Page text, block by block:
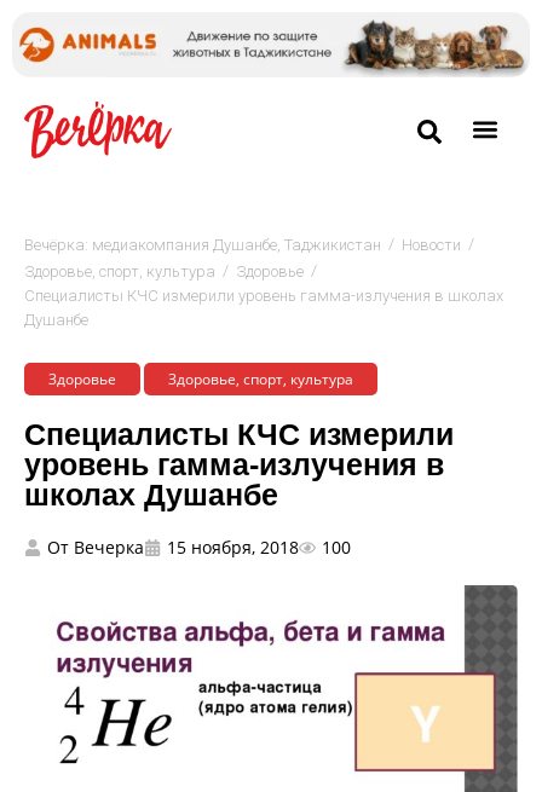
Вечёрка: медиакомпания Душанбе, Таджикистан / Новости /
Здоровье, спорт, культура / Здоровье /
Специалисты КЧС измерили уровень гамма-излучения в школах
Душанбе
Здоровье Здоровье, спорт, культура
Специалисты КЧС измерили
уровень гамма-излучения в
школах Душанбе
От Вечерка 15 ноября, 2018 100